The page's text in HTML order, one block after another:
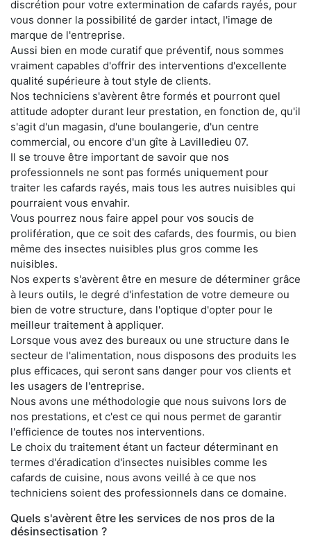
discrétion pour votre extermination de cafards rayés, pour
vous donner la possibilité de garder intact, l'image de
marque de l'entreprise.
Aussi bien en mode curatif que préventif, nous sommes
vraiment capables d'offrir des interventions d'excellente
qualité supérieure à tout style de clients.
Nos techniciens s'avèrent être formés et pourront quel
attitude adopter durant leur prestation, en fonction de, qu'il
s'agit d'un magasin, d'une boulangerie, d'un centre
commercial, ou encore d'un gîte à Lavilledieu 07.
Il se trouve être important de savoir que nos
professionnels ne sont pas formés uniquement pour
traiter les cafards rayés, mais tous les autres nuisibles qui
pourraient vous envahir.
Vous pourrez nous faire appel pour vos soucis de
prolifération, que ce soit des cafards, des fourmis, ou bien
même des insectes nuisibles plus gros comme les
nuisibles.
Nos experts s'avèrent être en mesure de déterminer grâce
à leurs outils, le degré d'infestation de votre demeure ou
bien de votre structure, dans l'optique d'opter pour le
meilleur traitement à appliquer.
Lorsque vous avez des bureaux ou une structure dans le
secteur de l'alimentation, nous disposons des produits les
plus efficaces, qui seront sans danger pour vos clients et
les usagers de l'entreprise.
Nous avons une méthodologie que nous suivons lors de
nos prestations, et c'est ce qui nous permet de garantir
l'efficience de toutes nos interventions.
Le choix du traitement étant un facteur déterminant en
termes d'éradication d'insectes nuisibles comme les
cafards de cuisine, nous avons veillé à ce que nos
techniciens soient des professionnels dans ce domaine.
Quels s'avèrent être les services de nos pros de la
désinsectisation ?